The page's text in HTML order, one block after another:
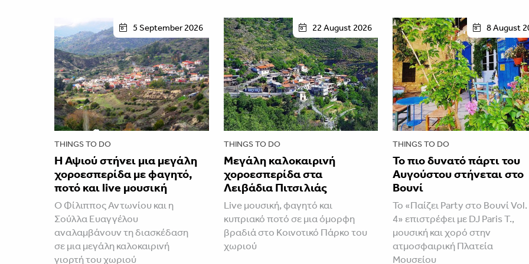
5 September 2026
THINGS TO DO
Η Αψιού στήνει μια μεγάλη
χοροεσπερίδα με φαγητό,
ποτό και live μουσική
Ο Φίλιππος Αντωνίου και η
Σούλλα Ευαγγέλου
αναλαμβάνουν τη διασκέδαση
σε μια μεγάλη καλοκαιρινή
γιορτή του χωριού
22 August 2026
THINGS TO DO
Μεγάλη καλοκαιρινή
χοροεσπερίδα στα
Λειβάδια Πιτσιλιάς
Live μουσική, φαγητό και
κυπριακό ποτό σε μια όμορφη
βραδιά στο Κοινοτικό Πάρκο του
χωριού
8 August
THINGS TO DO
Το πιο δυνατό πάρτι του
Αυγούστου στήνεται στο
Βουνί
Το «Παίζει Party στο Βουνί Vol.
4» επιστρέφει με DJ Paris T.,
μουσική και χορό στην
ατμοσφαιρική Πλατεία
Μουσείου